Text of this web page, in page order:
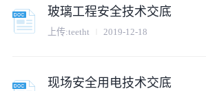
玻璃工程安全技术交底
上传:teetht 2019-12-18
现场安全用电技术交底